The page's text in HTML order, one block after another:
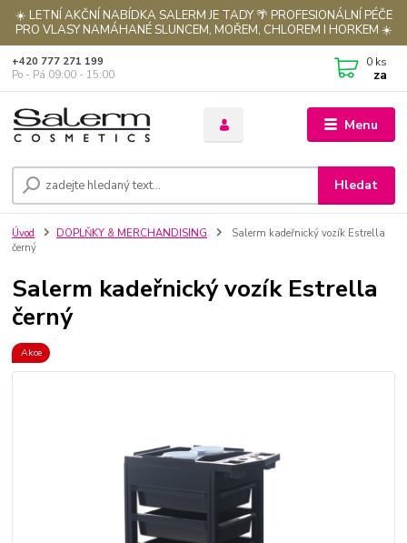
☀️ LETNÍ AKČNÍ NABÍDKA SALERM JE TADY 🌴 PROFESIONÁLNÍ PÉČE
PRO VLASY NAMÁHANÉ SLUNCEM, MOŘEM, CHLOREM I HORKEM ☀️
Menu
Hledat
+420 777 271 199
Po - Pá 09:00 - 15:00
0 ks
za
Úvod DOPLŇKY & MERCHANDISING
Salerm kadeřnický vozík Estrella
černý
Salerm kadeřnický vozík Estrella
černý
Akce